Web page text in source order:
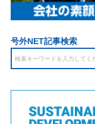
号外NET記事検索